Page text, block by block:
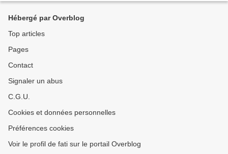
Hébergé par Overblog
Top articles
Pages
Contact
Signaler un abus
C.G.U.
Cookies et données personnelles
Préférences cookies
Voir le profil de fati sur le portail Overblog